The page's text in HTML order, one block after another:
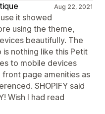
Aug 22, 2021
it showed
using the theme,
beautifully. The
nothing like this Petit
to mobile devices
page amenities as
SHOPIFY said
Wish I had read